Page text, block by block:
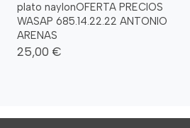
plato naylonOFERTA PRECIOS
WASAP 685.14.22.22 ANTONIO
ARENAS
25,00 €